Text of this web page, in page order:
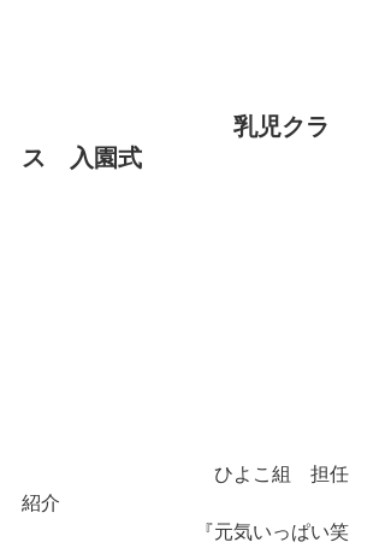
乳児クラ
ス　入園式
ひよこ組　担任
紹介
『元気いっぱい笑